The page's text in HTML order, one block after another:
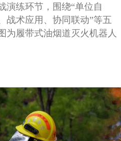
演练环节，围绕“单位自
战术应用、协同联动”等五
为履带式油烟道灭火机器人